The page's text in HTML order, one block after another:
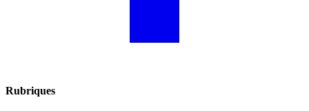
Rubriques